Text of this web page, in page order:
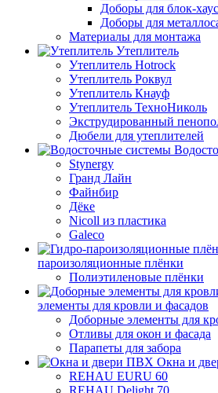
Доборы для блок-
Доборы для
Материалы для монтажа
Утеплитель
Утеплитель Hotrock
Утеплитель Роквул
Утеплитель Кнауф
Утеплитель ТехноНиколь
Экструдированный
Дюбели для утеплителей
Stynergy
Гранд Лайн
Файнбир
Дёке
Nicoll из пластика
Galeco
пароизоляционные плёнки
Полиэтиленовые плёнки
элементы для кровли и фасадов
Доборные элементы для
Отливы для окон и фасада
Парапеты для забора
Окна и
REHAU EURU 60
REHAU Delight 70